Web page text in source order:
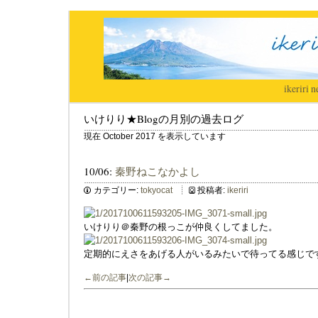
ikeriri|
いけりり★Blogの月別の過去ログ
現在 October 2017 を表示しています
10/06: 秦野ねこなかよし
カテゴリー: tokyocat 投稿者: ikeriri
いけりり＠秦野の根っこが仲良くしてました。
定期的にえさをあげる人がいるみたいで待ってる感じで
←前の記事 次の記事→